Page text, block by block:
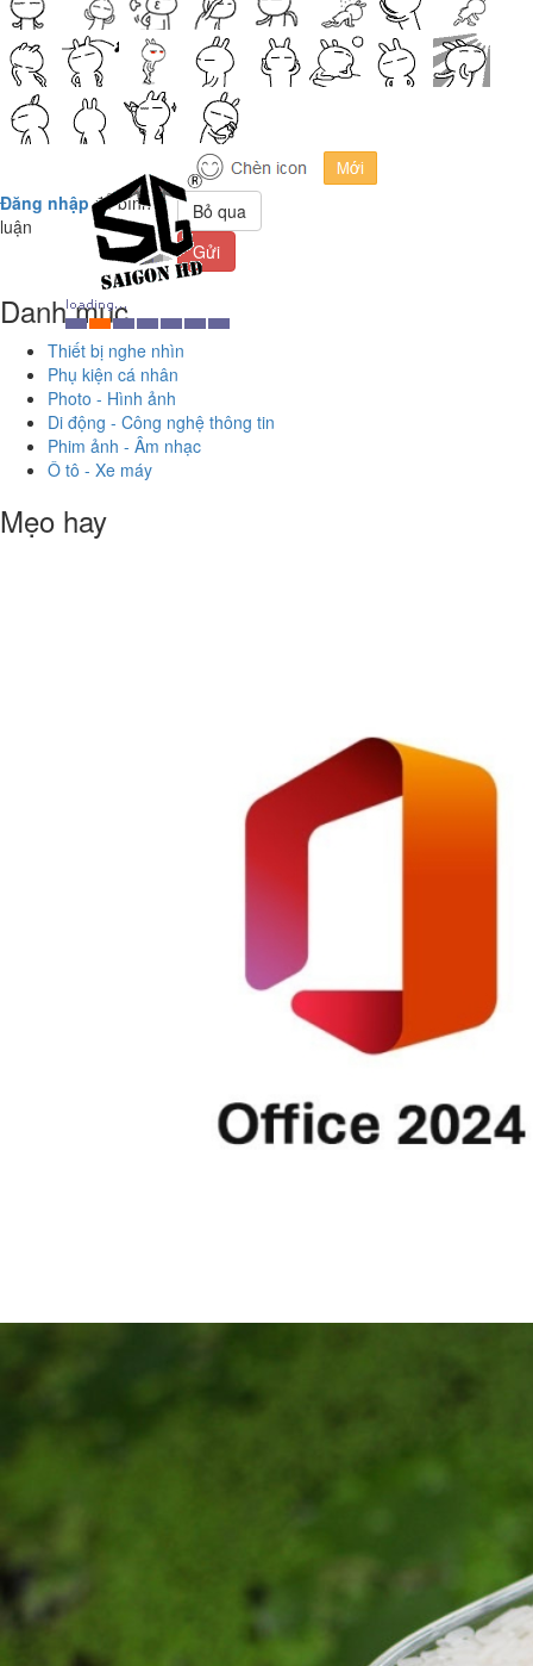
Đăng nhập để bình
luận
Bỏ qua
Gửi
Danh mục
Thiết bị nghe nhìn
Phụ kiện cá nhân
Photo - Hình ảnh
Di động - Công nghệ thông tin
Phim ảnh - Âm nhạc
Ô tô - Xe máy
Mẹo hay